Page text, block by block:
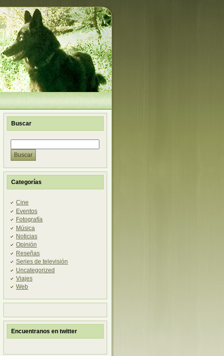
Buscar
Categorías
Cine
Eventos
Fotografía
Música
Noticias
Opinión
Reseñas
Series de televisión
Uncategorized
Viajes
Web
Encuentranos en twitter